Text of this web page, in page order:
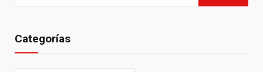
Categorías